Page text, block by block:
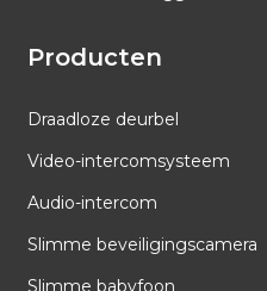
Producten
Draadloze deurbel
Video-intercomsysteem
Audio-intercom
Slimme beveiligingscamera
Slimme babyfoon